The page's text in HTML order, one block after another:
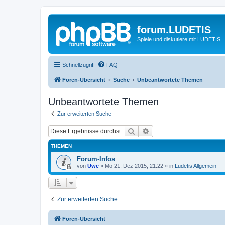
forum.LUDETIS
Spiele und diskutiere mit LUDETIS.
Schnellzugriff FAQ
Foren-Übersicht Suche Unbeantwortete Themen
Unbeantwortete Themen
Zur erweiterten Suche
Suche
THEMEN
Forum-Infos
von Uwe » Mo 21. Dez 2015, 21:22 » in Ludetis Allgemein
Zur erweiterten Suche
Foren-Übersicht